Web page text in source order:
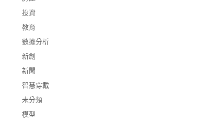
投資
教育
數據分析
新創
新聞
智慧穿戴
未分類
模型